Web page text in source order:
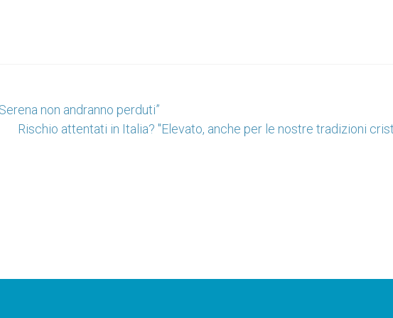
non andranno perduti”
Rischio attentati in Italia? "Elevato, anche per le nostre tradizioni